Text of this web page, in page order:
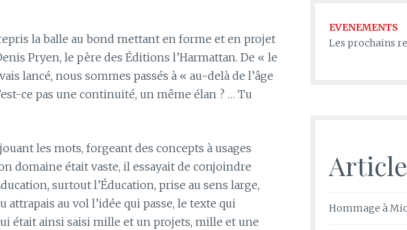
la balle au bond mettant en forme et en projet
Pryen, le père des Éditions l’Harmattan. De « le
lancé, nous sommes passés à « au-delà de l’âge
ce pas une continuité, un même élan ? … Tu
les mots, forgeant des concepts à usages
domaine était vaste, il essayait de conjoindre
surtout l’Éducation, prise au sens large,
au vol l’idée qui passe, le texte qui
était ainsi saisi mille et un projets, mille et une
EVENEMENTS
Les prochains
Hommage à